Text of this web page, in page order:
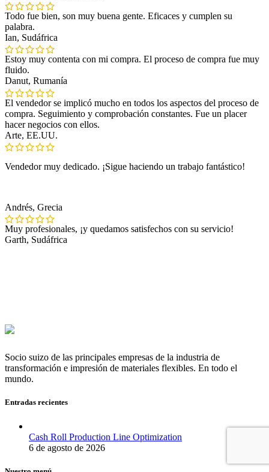
Todo fue bien, son muy buena gente. Eficaces y cumplen su
palabra.
Ian, Sudáfrica
Estoy muy contenta con mi compra. El proceso de compra fue muy
fluido.
Danut, Rumanía
El vendedor se implicó mucho en todos los aspectos del proceso de
compra. Seguimiento y comprobación constantes. Fue un placer
hacer negocios con ellos.
Arte, EE.UU.
Vendedor muy dedicado. ¡Sigue haciendo un trabajo fantástico!
Andrés, Grecia
Muy profesionales, ¡y quedamos satisfechos con su servicio!
Garth, Sudáfrica
Socio suizo de las principales empresas de la industria de
transformación e impresión de materiales flexibles. En todo el
mundo.
Entradas recientes
Cash Roll Production Line Optimization
6 de agosto de 2026